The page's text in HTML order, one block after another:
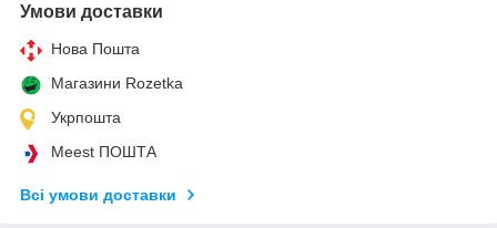
Умови доставки
Нова Пошта
Магазини Rozetka
Укрпошта
Meest ПОШТА
Всі умови доставки